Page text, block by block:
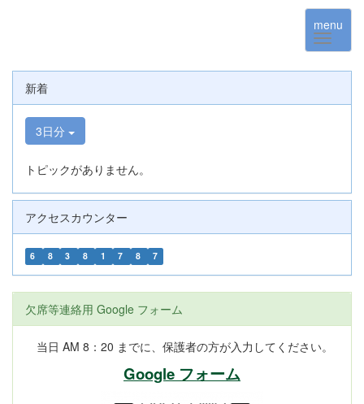
menu
新着
3日分
トピックがありません。
アクセスカウンター
6 8 3 8 1 7 8 7
欠席等連絡用 Google フォーム
当日 AM 8：20 までに、保護者の方が入力してください。
Google フォーム